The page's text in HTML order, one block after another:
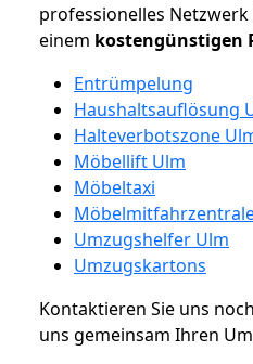
professionelles
einem kostengünstigen
Entrümpelung
Haushaltsauflösung
Halteverbotszone
Möbellift Ulm
Möbeltaxi
Umzugshelfer Ulm
Umzugskartons
Kontaktieren Sie uns
uns gemeinsam Ihren